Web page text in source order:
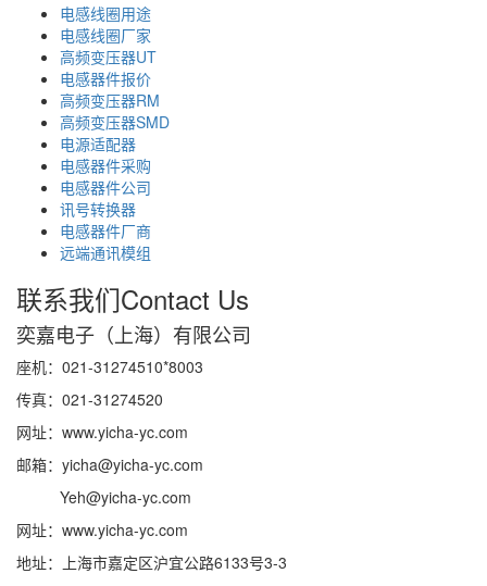
电感线圈用途
电感线圈厂家
高频变压器UT
电感器件报价
高频变压器RM
高频变压器SMD
电源适配器
电感器件采购
电感器件公司
讯号转换器
电感器件厂商
远端通讯模组
联系我们Contact Us
奕嘉电子（上海）有限公司
座机：021-31274510*8003
传真：021-31274520
网址：www.yicha-yc.com
邮箱：yicha@yicha-yc.com
Yeh@yicha-yc.com
网址：www.yicha-yc.com
地址：上海市嘉定区沪宜公路6133号3-3